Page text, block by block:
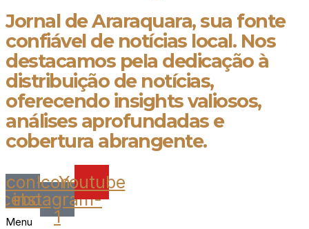
Jornal de Araraquara, sua fonte
confiável de notícias local. Nos
destacamos pela dedicação à
distribuição de notícias,
oferecendo insights valiosos,
análises aprofundadas e
cobertura abrangente.
Icon-Icon-
instagram-
1
Youtube
Menu